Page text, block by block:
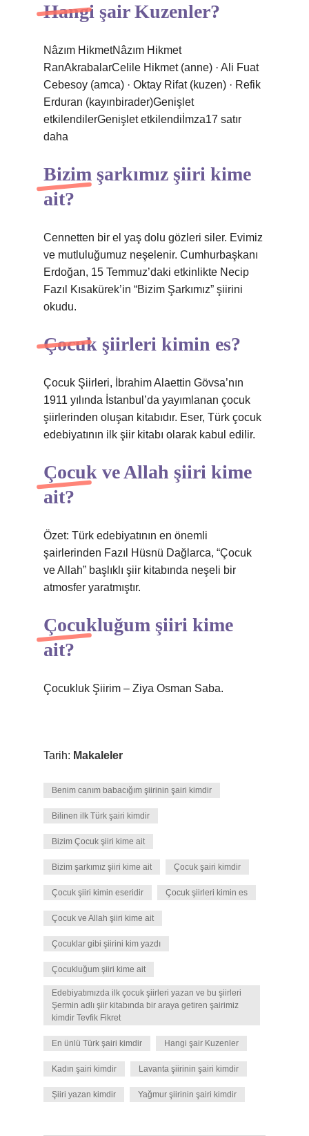
Hangi şair Kuzenler?
Nâzım HikmetNâzım Hikmet
RanAkrabalarCelile Hikmet (anne) · Ali Fuat
Cebesoy (amca) · Oktay Rifat (kuzen) · Refik
Erduran (kayınbirader)Genişlet
etkilendilerGenişlet etkilendiİmza17 satır
daha
Bizim şarkımız şiiri kime
ait?
Cennetten bir el yaş dolu gözleri siler. Evimiz
ve mutluluğumuz neşelenir. Cumhurbaşkanı
Erdoğan, 15 Temmuz’daki etkinlikte Necip
Fazıl Kısakürek’in “Bizim Şarkımız” şiirini
okudu.
Çocuk şiirleri kimin es?
Çocuk Şiirleri, İbrahim Alaettin Gövsa’nın
1911 yılında İstanbul’da yayımlanan çocuk
şiirlerinden oluşan kitabıdır. Eser, Türk çocuk
edebiyatının ilk şiir kitabı olarak kabul edilir.
Çocuk ve Allah şiiri kime
ait?
Özet: Türk edebiyatının en önemli
şairlerinden Fazıl Hüsnü Dağlarca, “Çocuk
ve Allah” başlıklı şiir kitabında neşeli bir
atmosfer yaratmıştır.
Çocukluğum şiiri kime
ait?
Çocukluk Şiirim – Ziya Osman Saba.
Tarih: Makaleler
Benim canım babacığım şiirinin şairi kimdir
Bilinen ilk Türk şairi kimdir
Bizim Çocuk şiiri kime ait
Bizim şarkımız şiiri kime ait Çocuk şairi kimdir
Çocuk şiiri kimin eseridir Çocuk şiirleri kimin es
Çocuk ve Allah şiiri kime ait
Çocuklar gibi şiirini kim yazdı
Çocukluğum şiiri kime ait
Edebiyatımızda ilk çocuk şiirleri yazan ve bu şiirleri
Şermin adlı şiir kitabında bir araya getiren şairimiz
kimdir Tevfik Fikret
En ünlü Türk şairi kimdir Hangi şair Kuzenler
Kadın şairi kimdir Lavanta şiirinin şairi kimdir
Şiiri yazan kimdir Yağmur şiirinin şairi kimdir